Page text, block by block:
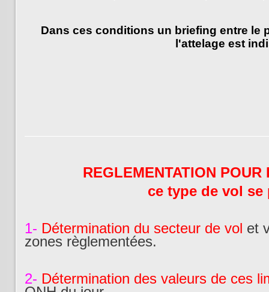
Dans ces conditions un briefing entre le
l'attelage est
REGLEMENTATION
ce type de vol se
1- Détermination du secteur de vol et
zones règlementées.
2- Détermination des valeurs de ces